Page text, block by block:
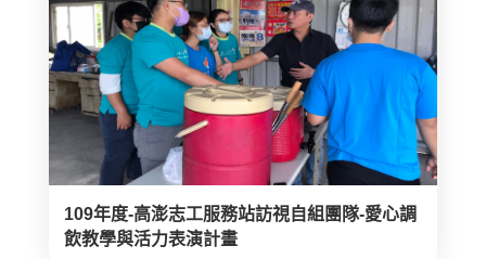
109年度-高澎志工服務站訪視自組團隊-愛心調
飲教學與活力表演計畫